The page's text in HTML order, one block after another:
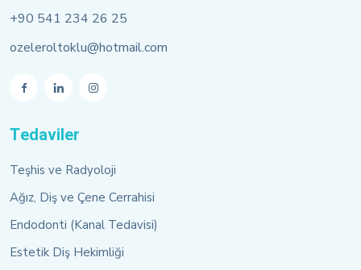
+90 541 234 26 25
ozeleroltoklu@hotmail.com
Tedaviler
Teşhis ve Radyoloji
Ağız, Diş ve Çene Cerrahisi
Endodonti (Kanal Tedavisi)
Estetik Diş Hekimliği